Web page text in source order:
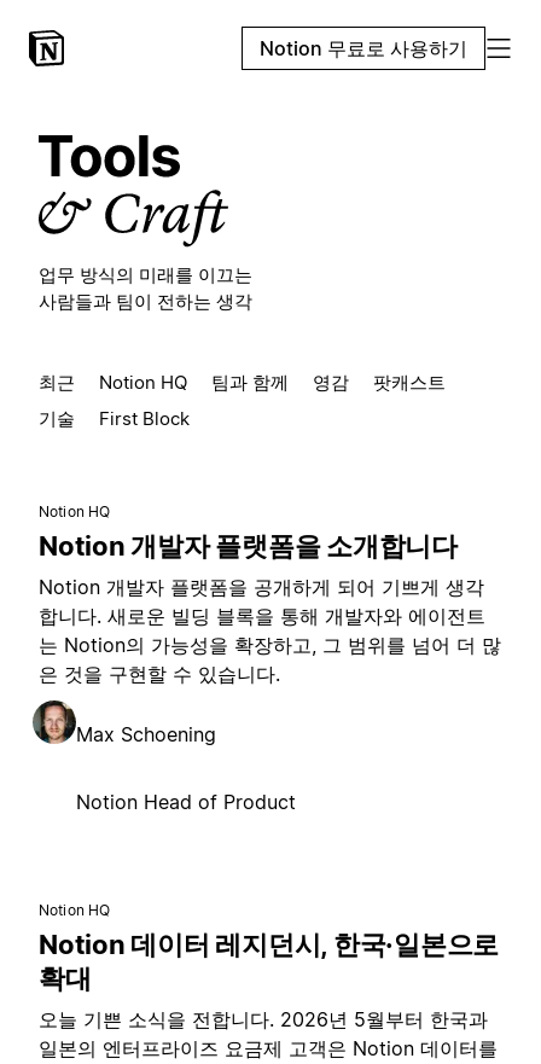
Notion 무료로 사용하기
업무 방식의 미래를 이끄는
사람들과 팀이 전하는 생각
최근 Notion HQ 팀과 함께 영감
팟캐스트
기술
First Block
Notion HQ
Notion 개발자 플랫폼을 소개합니다
Notion 개발자 플랫폼을 공개하게 되어 기쁘게 생각
합니다. 새로운 빌딩 블록을 통해 개발자와 에이전트
는 Notion의 가능성을 확장하고, 그 범위를 넘어 더 많
은 것을 구현할 수 있습니다.
Max Schoening
Notion Head of Product
Notion HQ
Notion 데이터 레지던시, 한국·일본으로
확대
오늘 기쁜 소식을 전합니다. 2026년 5월부터 한국과
일본의 엔터프라이즈 요금제 고객은 Notion 데이터를